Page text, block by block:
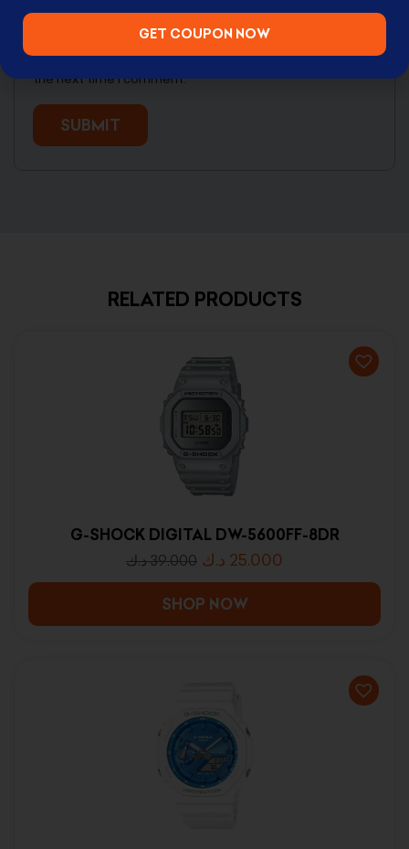
Save my name, email, and website in this browser for
the next time I comment.
RELATED PRODUCTS
G-SHOCK DIGITAL DW-5600FF-8DR
39.000 د.ك 25.000 د.ك
SHOP NOW
GET COUPON NOW